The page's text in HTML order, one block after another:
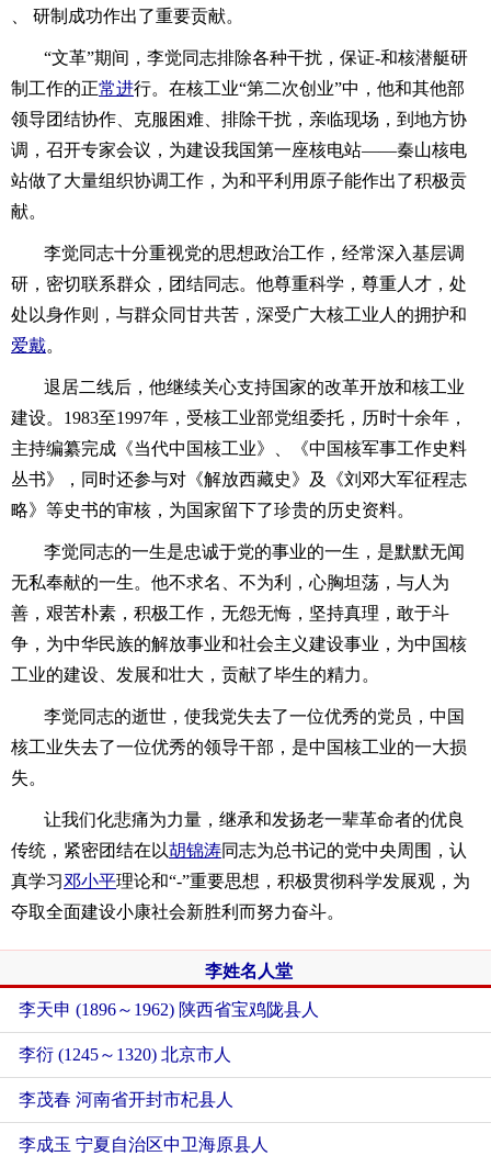
、 研制成功作出了重要贡献。
“文革”期间，李觉同志排除各种干扰，保证-和核潜艇研
制工作的正常进行。在核工业“第二次创业”中，他和其他部
领导团结协作、克服困难、排除干扰，亲临现场，到地方协
调，召开专家会议，为建设我国第一座核电站——秦山核电
站做了大量组织协调工作，为和平利用原子能作出了积极贡
献。
李觉同志十分重视党的思想政治工作，经常深入基层调
研，密切联系群众，团结同志。他尊重科学，尊重人才，处
处以身作则，与群众同甘共苦，深受广大核工业人的拥护和
爱戴。
退居二线后，他继续关心支持国家的改革开放和核工业
建设。1983至1997年，受核工业部党组委托，历时十余年，
主持编纂完成《当代中国核工业》、《中国核军事工作史料
丛书》，同时还参与对《解放西藏史》及《刘邓大军征程志
略》等史书的审核，为国家留下了珍贵的历史资料。
李觉同志的一生是忠诚于党的事业的一生，是默默无闻
无私奉献的一生。他不求名、不为利，心胸坦荡，与人为
善，艰苦朴素，积极工作，无怨无悔，坚持真理，敢于斗
争，为中华民族的解放事业和社会主义建设事业，为中国核
工业的建设、发展和壮大，贡献了毕生的精力。
李觉同志的逝世，使我党失去了一位优秀的党员，中国
核工业失去了一位优秀的领导干部，是中国核工业的一大损
失。
让我们化悲痛为力量，继承和发扬老一辈革命者的优良
传统，紧密团结在以胡锦涛同志为总书记的党中央周围，认
真学习邓小平理论和“-”重要思想，积极贯彻科学发展观，为
夺取全面建设小康社会新胜利而努力奋斗。
李姓名人堂
李天申 (1896～1962) 陕西省宝鸡陇县人
李衍 (1245～1320) 北京市人
李茂春 河南省开封市杞县人
李成玉 宁夏自治区中卫海原县人